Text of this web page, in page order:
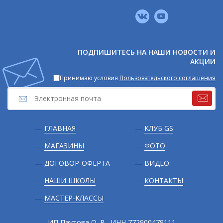
Подвал
ГЛАВНАЯ
МАГАЗИНЫ
ДОГОВОР-ОФЕРТА
НАШИ ШКОЛЫ
МАСТЕР-КЛАССЫ
КЛУБ GS
ФОТО
ВИДЕО
КОНТАКТЫ
ПОДПИШИТЕСЬ НА НАШИ НОВОСТИ И
АКЦИИ
Принимаю условия Пользовательского соглашения